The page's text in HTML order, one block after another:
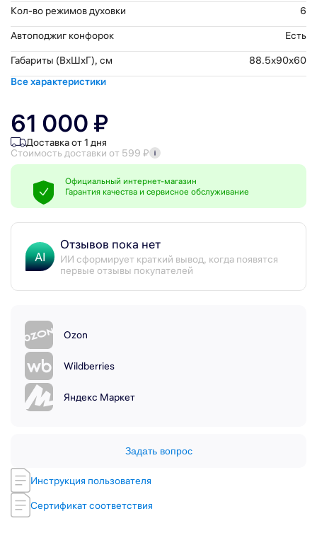
Инструкция пользователя
Сертификат соответствия
Кол-во режимов духовки
6
Автоподжиг конфорок
Есть
Габариты (ВхШхГ), см
88.5x90x60
Все характеристики
61 000 ₽
Доставка от 1 дня
Стоимость доставки от 599 ₽
Официальный интернет-магазин
Гарантия качества и сервисное обслуживание
AI
Отзывов пока нет
ИИ сформирует краткий вывод, когда появятся
первые отзывы покупателей
Ozon
Wildberries
Яндекс Маркет
Задать вопрос